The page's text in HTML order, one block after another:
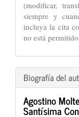
(modificar,
siempre y
incluya la cita
no está
Biografía del
Agostino
Santísima